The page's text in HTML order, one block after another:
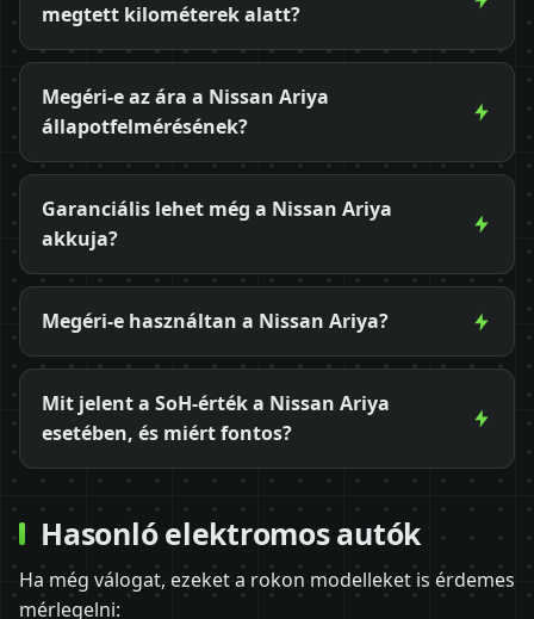
megtett kilométerek alatt?
Megéri-e az ára a Nissan Ariya
állapotfelmérésének?
Garanciális lehet még a Nissan Ariya
akkuja?
Megéri-e használtan a Nissan Ariya?
Mit jelent a SoH-érték a Nissan Ariya
esetében, és miért fontos?
Hasonló elektromos autók
Ha még válogat, ezeket a rokon modelleket is érdemes
mérlegelni: